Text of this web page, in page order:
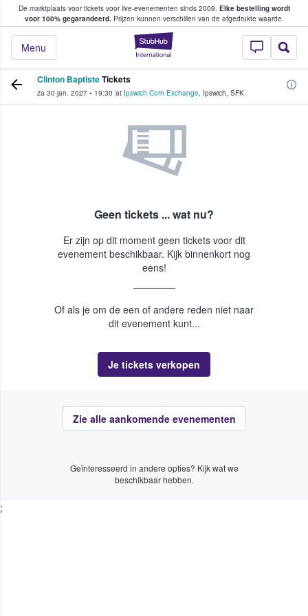
De marktplaats voor tickets voor live-evenementen sinds 2009. Elke bestelling wordt
voor 100% gegarandeerd.Prijzen kunnen verschillen van de afgedrukte waarde.
StubHub: waar
Menu
tickets kopen en verkopen
Clinton BaptisteTickets
za 30 jan. 2027 • 19:30 at Ipswich Corn Exchange, Ipswich, SFK
Geen tickets ... wat nu?
Er zijn op dit moment geen tickets voor dit
evenement beschikbaar. Kijk binnenkort nog
eens!
Of als je om de een of andere reden niet naar
dit evenement kunt...
Je tickets verkopen
Zie alle aankomende evenementen
Geïnteresseerd in andere opties? Kijk wat we
beschikbaar hebben.
;